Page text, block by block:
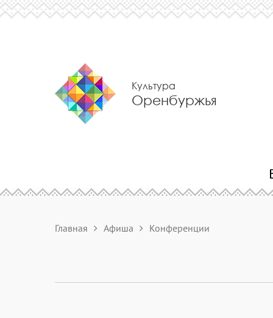
Культура
Оренбуржья
Главная Афиша Конференции